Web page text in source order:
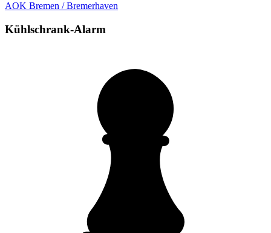
AOK Bremen / Bremerhaven
Kühlschrank-Alarm